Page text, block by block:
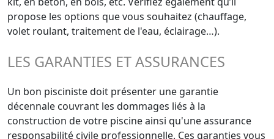
propose les options que vous souhaitez (chauffage,
volet roulant, traitement de l'eau, éclairage…).
LES GARANTIES ET ASSURANCES
Un bon pisciniste doit présenter une garantie
décennale couvrant les dommages liés à la
construction de votre piscine ainsi qu'une assurance
responsabilité civile professionnelle. Ces garanties vous